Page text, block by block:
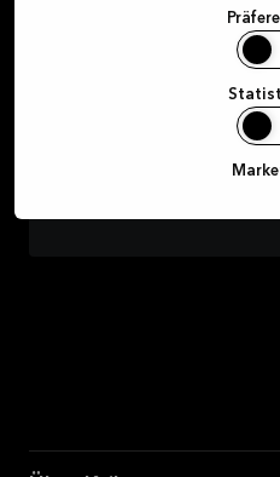
Produktsortiment zu
jederzeit widerrufen
Ende einer erhaltenen E-